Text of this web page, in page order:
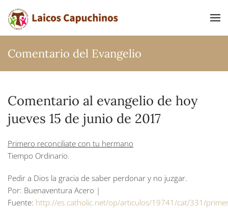
Ir al contenido principal
Comentario del Evangelio
Comentario al evangelio de hoy
jueves 15 de junio de 2017
Primero reconciliate con tu hermano
Tiempo Ordinario.
Pedir a Dios la gracia de saber perdonar y no juzgar.
Por: Buenaventura Acero |
Fuente: http://es.catholic.net/op/articulos/19741/cat/331/